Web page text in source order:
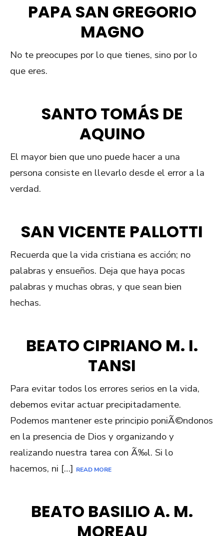
PAPA SAN GREGORIO
MAGNO
No te preocupes por lo que tienes, sino por lo
que eres.
SANTO TOMÁS DE
AQUINO
El mayor bien que uno puede hacer a una
persona consiste en llevarlo desde el error a la
verdad.
SAN VICENTE PALLOTTI
Recuerda que la vida cristiana es acción; no
palabras y ensueños. Deja que haya pocas
palabras y muchas obras, y que sean bien
hechas.
BEATO CIPRIANO M. I.
TANSI
Para evitar todos los errores serios en la vida,
debemos evitar actuar precipitadamente.
Podemos mantener este principio poniÃ©ndonos
en la presencia de Dios y organizando y
realizando nuestra tarea con Ã‰l. Si lo
hacemos, ni […] READ MORE
BEATO BASILIO A. M.
MOREAU